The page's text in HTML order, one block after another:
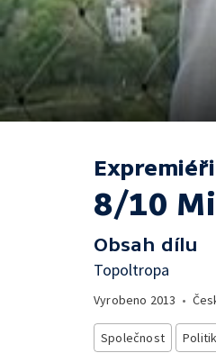
Expremiéři
8/10
Obsah dílu
Topoltropa
Vyrobeno 2013 •
Společnost